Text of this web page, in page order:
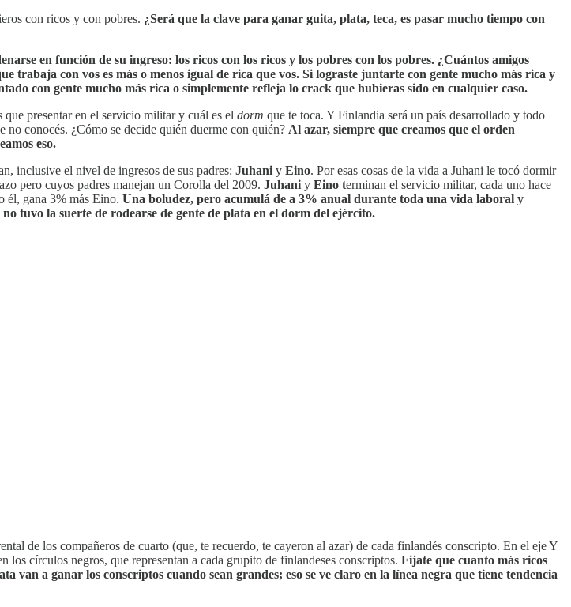
con ricos y con pobres. ¿Será que la clave para ganar guita, plata, teca, es pasar mucho tiempo con
en función de su ingreso: los ricos con los ricos y los pobres con los pobres. ¿Cuántos amigos
trabaja con vos es más o menos igual de rica que vos. Si lograste juntarte con gente mucho más rica y
con gente mucho más rica o simplemente refleja lo crack que hubieras sido en cualquier caso.
presentar en el servicio militar y cuál es el dorm que te toca. Y Finlandia será un país desarrollado y todo
no conocés. ¿Cómo se decide quién duerme con quién? Al azar, siempre que creamos que el orden
eso.
inclusive el nivel de ingresos de sus padres: Juhani y Eino. Por esas cosas de la vida a Juhani le tocó dormir
pero cuyos padres manejan un Corolla del 2009. Juhani y Eino terminan el servicio militar, cada uno hace
él, gana 3% más Eino. Una boludez, pero acumulá de a 3% anual durante toda una vida laboral y
tuvo la suerte de rodearse de gente de plata en el dorm del ejército.
de los compañeros de cuarto (que, te recuerdo, te cayeron al azar) de cada finlandés conscripto. En el eje Y
círculos negros, que representan a cada grupito de finlandeses conscriptos. Fijate que cuanto más ricos
van a ganar los conscriptos cuando sean grandes; eso se ve claro en la línea negra que tiene tendencia